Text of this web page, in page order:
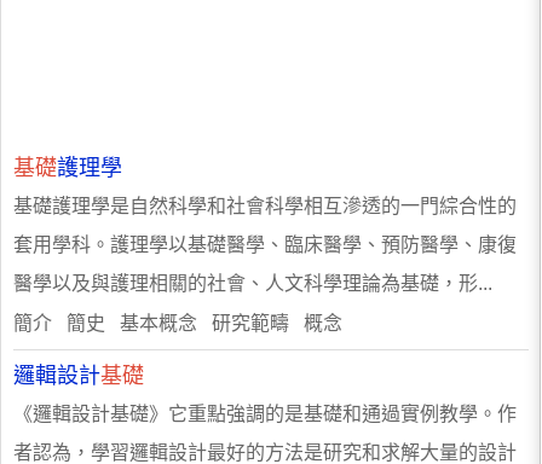
基礎護理學
基礎護理學是自然科學和社會科學相互滲透的一門綜合性的
套用學科。護理學以基礎醫學、臨床醫學、預防醫學、康復
醫學以及與護理相關的社會、人文科學理論為基礎，形...
簡介 簡史 基本概念 研究範疇 概念
邏輯設計基礎
《邏輯設計基礎》它重點強調的是基礎和通過實例教學。作
者認為，學習邏輯設計最好的方法是研究和求解大量的設計